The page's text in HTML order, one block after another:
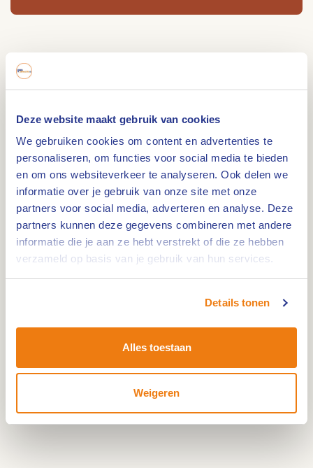
Deze website maakt gebruik van cookies
We gebruiken cookies om content en advertenties te
personaliseren, om functies voor social media te bieden
en om ons websiteverkeer te analyseren. Ook delen we
informatie over je gebruik van onze site met onze
partners voor social media, adverteren en analyse. Deze
partners kunnen deze gegevens combineren met andere
informatie die je aan ze hebt verstrekt of die ze hebben
verzameld op basis van je gebruik van hun services.
Details tonen
Alles toestaan
Weigeren
de omgeving te verkennen. Verschillende luxe
nodig te hebben tijdens een midweek/weekendje
weg.
Genieten bij B&B Rijstal Venhof
B&B Rijstal Venhof is het ideale uitgangspunt om
de omgeving te verkennen. Verschillende luxe
kamers bieden je alle voorzieningen die je wenst
nodig te hebben tijdens een midweek/weekentje
weg. Maak je liever gebruik van de
trekkershutten? Dan behoort dit ook tot de
Wanneer je hier verblijft kun je gebruik maken
van alle faciliteiten op deze locatie, b.v.